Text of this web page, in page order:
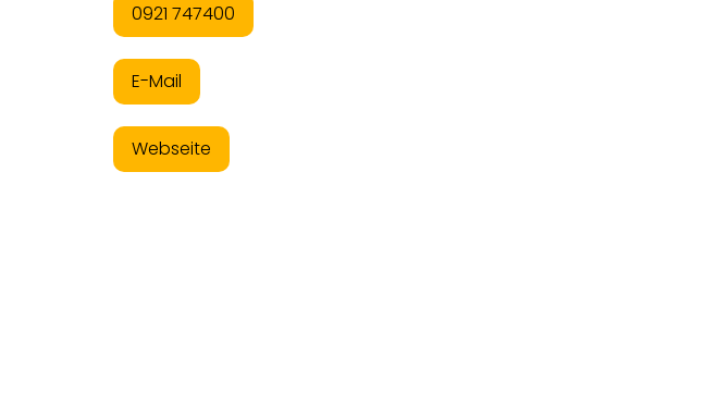
0921 747400
E-Mail
Webseite